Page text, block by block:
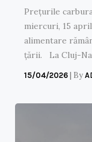
Prețurile
miercuri, 15
alimentare
țării. La Cluj-
15/04/2026 | By